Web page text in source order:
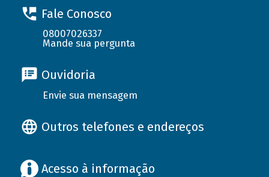
Fale Conosco
08007026337
Mande sua pergunta
Ouvidoria
Envie sua mensagem
Outros telefones e endereços
Acesso à informação